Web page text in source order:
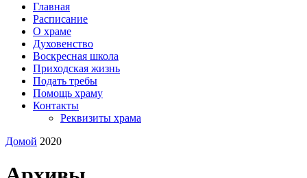
Главная
Расписание
О храме
Духовенство
Воскресная школа
Приходская жизнь
Подать требы
Помощь храму
Контакты
Реквизиты храма
Домой 2020